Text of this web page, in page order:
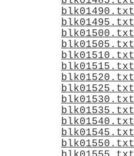
blk01490.txt
blk01495.txt
blk01500.txt
blk01505.txt
blk01510.txt
blk01515.txt
blk01520.txt
blk01525.txt
blk01530.txt
blk01535.txt
blk01540.txt
blk01545.txt
blk01550.txt